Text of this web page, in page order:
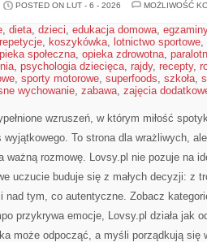
POSTED ON LUT - 6 - 2026
MOŻLIWOŚĆ
, dieta, dzieci, edukacja domowa, egzaminy
, koszykówka, lotnictwo sportowe,
społeczna, opieka zdrowotna,
, psychologia dziecięca, rajdy, recepty,
, sporty motorowe, superfoods, szkoła,
wychowanie, zabawa, zajęcia
wzruszeń, w którym miłość
wyjątkowego. To strona dla wrażliwych,
ważną rozmowę. Lovsy.pl nie pozuje na
uczucie buduje się z małych decyzji: z
nad tym, co autentyczne. Zobacz
przykrywa emocje, Lovsy.pl działa jak
może odpocząć, a myśli porządkują się